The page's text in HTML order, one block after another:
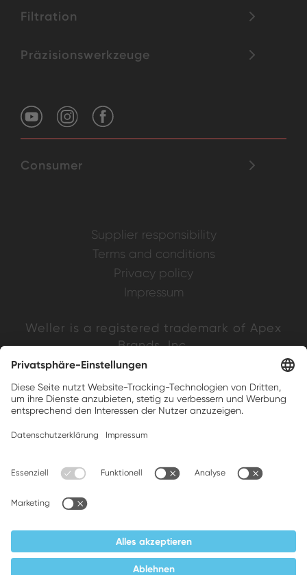
Filtration
Präzisionswerkzeuge
Consumer
Supplier responsibility
Terms and conditions
Privacy policy
Impressum
Weller is a registered trademark of Apex
Brands, Inc.